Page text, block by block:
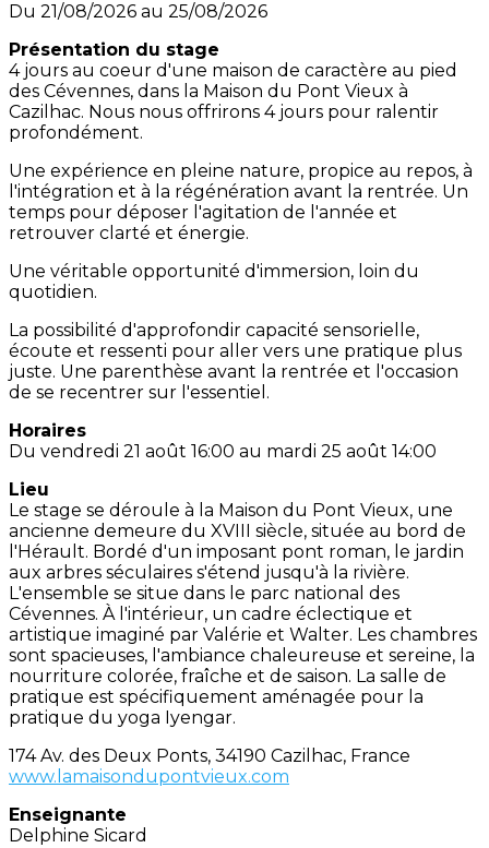
Du 21/08/2026 au 25/08/2026
Présentation du stage
4 jours au coeur d'une maison de caractère au pied
des Cévennes, dans la Maison du Pont Vieux à
Cazilhac. Nous nous offrirons 4 jours pour ralentir
profondément.
Une expérience en pleine nature, propice au repos, à
l'intégration et à la régénération avant la rentrée. Un
temps pour déposer l'agitation de l'année et
retrouver clarté et énergie.
Une véritable opportunité d'immersion, loin du
quotidien.
La possibilité d'approfondir capacité sensorielle,
écoute et ressenti pour aller vers une pratique plus
juste. Une parenthèse avant la rentrée et l'occasion
de se recentrer sur l'essentiel.
Horaires
Du vendredi 21 août 16:00 au mardi 25 août 14:00
Lieu
Le stage se déroule à la Maison du Pont Vieux, une
ancienne demeure du XVIII siècle, située au bord de
l'Hérault. Bordé d'un imposant pont roman, le jardin
aux arbres séculaires s'étend jusqu'à la rivière.
L'ensemble se situe dans le parc national des
Cévennes. À l'intérieur, un cadre éclectique et
artistique imaginé par Valérie et Walter. Les chambres
sont spacieuses, l'ambiance chaleureuse et sereine, la
nourriture colorée, fraîche et de saison. La salle de
pratique est spécifiquement aménagée pour la
pratique du yoga Iyengar.
174 Av. des Deux Ponts, 34190 Cazilhac, France
www.lamaisondupontvieux.com
Enseignante
Delphine Sicard